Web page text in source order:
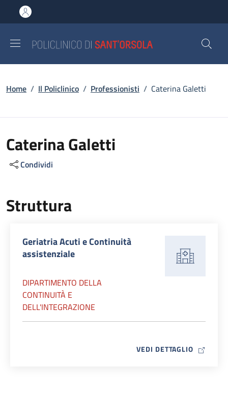
al contenuto principale
to footer content
Briciole di pane
Home / Il Policlinico / Professionisti / Caterina Galetti
Caterina Galetti
Condividi
Struttura
Geriatria Acuti e Continuità
assistenziale
DIPARTIMENTO DELLA
CONTINUITÀ E
DELL'INTEGRAZIONE
VEDI DETTAGLIO MAP ICON